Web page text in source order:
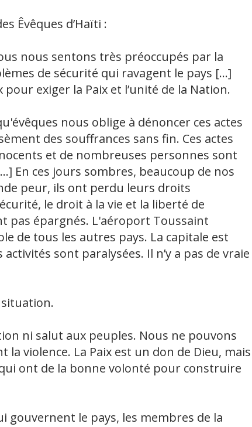
Êvêques d’Haïti :
nous sentons très préoccupés par la
de sécurité qui ravagent le pays […]
exiger la Paix et l’unité de la Nation.
nous oblige à dénoncer ces actes
des souffrances sans fin. Ces actes
et de nombreuses personnes sont
En ces jours sombres, beaucoup de nos
peur, ils ont perdu leurs droits
le droit à la vie et la liberté de
pas épargnés. L'aéroport Toussaint
de tous les autres pays. La capitale est
sont paralysées. Il n’y a pas de vraie
ni salut aux peuples. Nous ne pouvons
violence. La Paix est un don de Dieu, mais
ont de la bonne volonté pour construire
gouvernent le pays, les membres de la